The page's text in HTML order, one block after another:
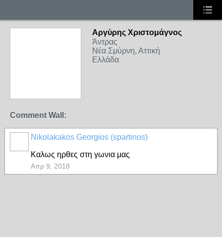
Αργύρης Χριστομάγνος
Άντρας
Νέα Σμύρνη, Αττική
Ελλάδα
Comment Wall:
Nikolakakos Georgios (spartinos)
Καλως ηρθες στη γωνια μας
Απρ 9, 2018